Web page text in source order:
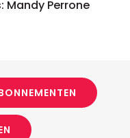
Mandy Perrone